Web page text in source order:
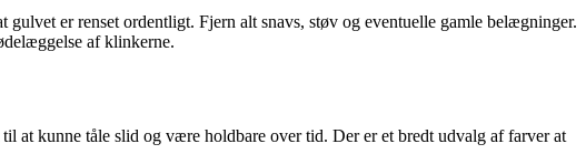
er renset ordentligt. Fjern alt snavs, støv og eventuelle gamle belægninger.
af klinkerne.
at kunne tåle slid og være holdbare over tid. Der er et bredt udvalg af farver at